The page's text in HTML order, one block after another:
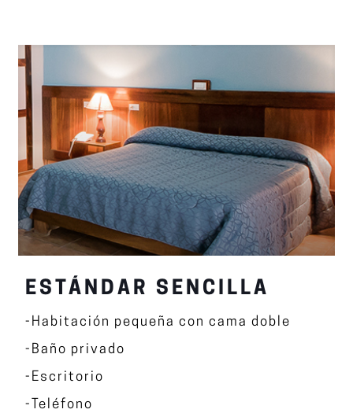
ESTÁNDAR SENCILLA
-Habitación pequeña con cama doble
-Baño privado
-Escritorio
-Teléfono